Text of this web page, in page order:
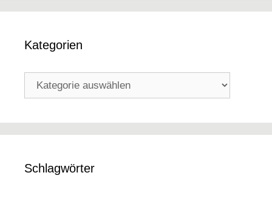
Kategorien
Kategorien
Schlagwörter